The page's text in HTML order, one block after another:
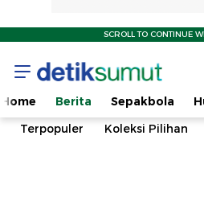
SCROLL TO CONTINUE
Home Berita Sepakbola
Terpopuler
Koleksi Pilihan